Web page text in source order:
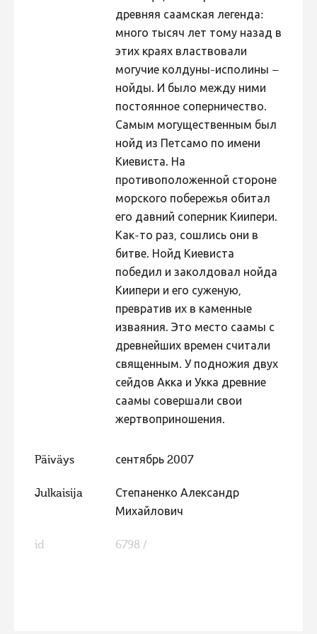
Hiite kuvavõistlus 2015
Hiite kuvavõistlus 2013
Hiite kuvavõistlus 2012
Hiite kuvavõistlus 2011
Hiite kuvavõistlus 2010
Hiite kuvavõistlus 2009
древняя саамская легенда:
много тысяч лет тому назад в
этих краях властвовали
могучие колдуны-исполины –
нойды. И было между ними
постоянное соперничество.
Самым могущественным был
нойд из Петсамо по имени
Киевиста. На
противоположенной стороне
морского побережья обитал
его давний соперник Киипери.
Как-то раз, сошлись они в
битве. Нойд Киевиста
победил и заколдовал нойда
Киипери и его суженую,
превратив их в каменные
изваяния. Это место саамы с
древнейших времен считали
священным. У подножия двух
сейдов Акка и Укка древние
саамы совершали свои
жертвоприношения.
Päiväys сентябрь 2007
Julkaisija
Степаненко Александр
Михайлович
id 6798 /